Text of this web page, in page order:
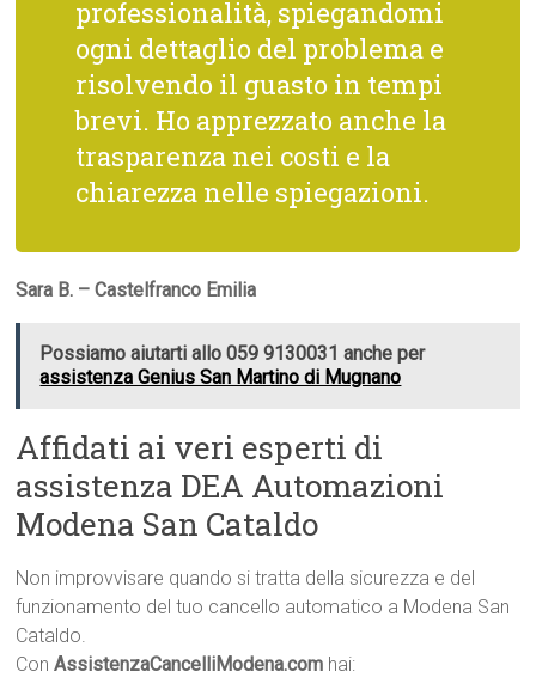
professionalità, spiegandomi
ogni dettaglio del problema e
risolvendo il guasto in tempi
brevi. Ho apprezzato anche la
trasparenza nei costi e la
chiarezza nelle spiegazioni.
Sara B. – Castelfranco Emilia
Possiamo aiutarti allo 059 9130031 anche per
assistenza Genius San Martino di Mugnano
Affidati ai veri esperti di
assistenza DEA Automazioni
Modena San Cataldo
Non improvvisare quando si tratta della sicurezza e del
funzionamento del tuo cancello automatico a Modena San
Cataldo.
ConAssistenzaCancelliModena.com hai: